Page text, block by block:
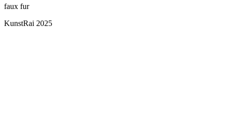
faux fur
KunstRai 2025